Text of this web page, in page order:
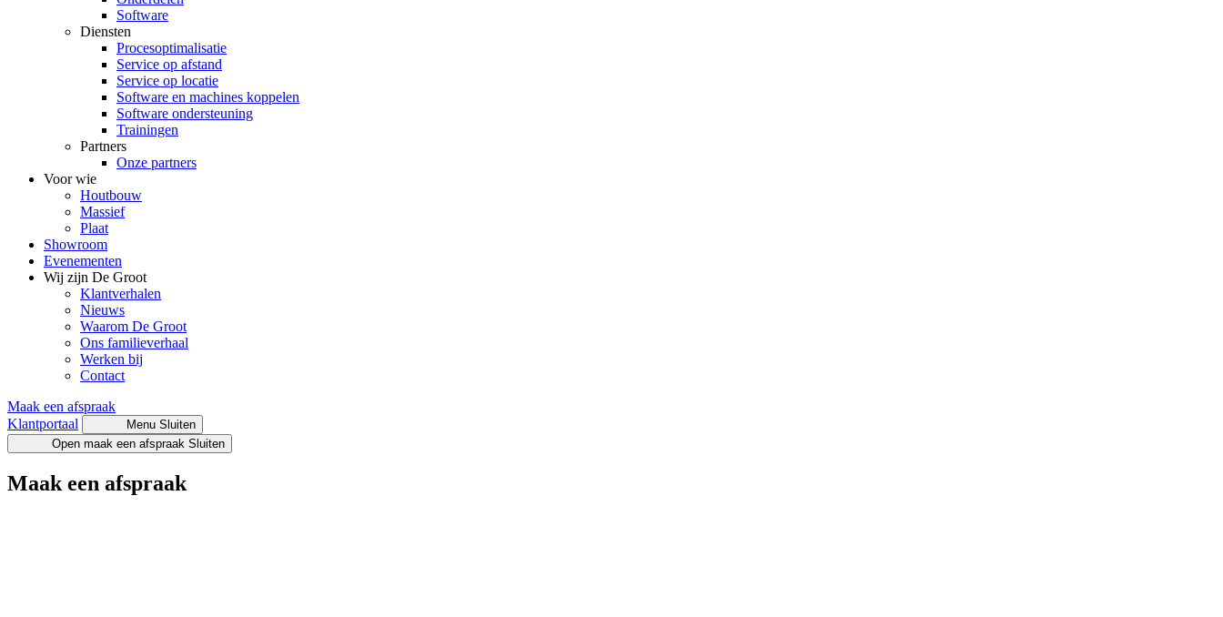
Software
Diensten
Procesoptimalisatie
Service op afstand
Service op locatie
Software en machines koppelen
Software ondersteuning
Trainingen
Partners
Onze partners
Voor wie
Houtbouw
Massief
Plaat
Showroom
Evenementen
Wij zijn De Groot
Klantverhalen
Nieuws
Waarom De Groot
Ons familieverhaal
Werken bij
Contact
Maak een afspraak
Klantportaal
Menu Sluiten
Open maak een afspraak Sluiten
Maak een afspraak